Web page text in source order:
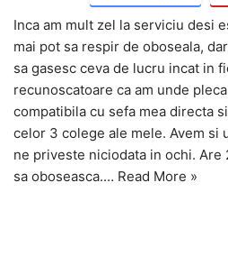
Inca am mult zel la serviciu desi
mai pot sa respir de oboseala,
sa gasesc ceva de lucru incat in
recunoscatoare ca am unde
compatibila cu sefa mea directa
celor 3 colege ale mele. Avem si
ne priveste niciodata in ochi. Are
sa oboseasca.… Read More »